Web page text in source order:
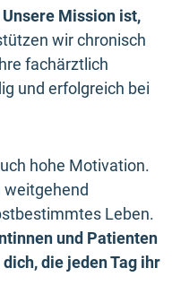
Mission ist,
wir chronisch
fachärztlich
und erfolgreich bei
hohe Motivation.
weitgehend
Leben.
und Patienten
die jeden Tag ihr